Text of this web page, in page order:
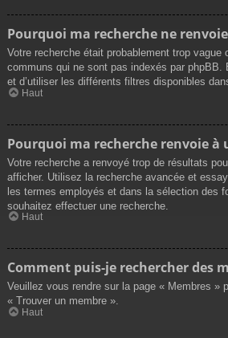
Pourquoi ma recherche ne
Votre recherche était probablement trop vague
communs qui ne sont pas indexés par phpBB.
et d’utiliser les différents filtres disponibles
Haut
Pourquoi ma recherche renvoie à
Votre recherche a renvoyé trop de résultats
afficher. Utilisez la recherche avancée et
les termes employés et dans la sélection des
souhaitez effectuer une recherche.
Haut
Comment puis-je rechercher des
Veuillez vous rendre sur la page « Membres »
« Trouver un membre ».
Haut